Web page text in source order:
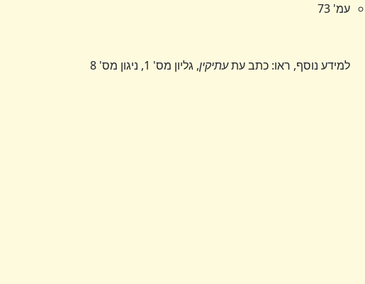
עמ' 73
למידע נוסף, ראו: כתב עתעתיקין, גליון מס' 1, ניגון מס' 8